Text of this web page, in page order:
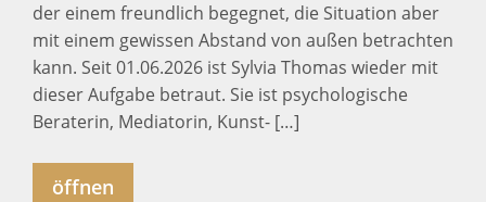
der einem freundlich begegnet, die Situation aber
mit einem gewissen Abstand von außen betrachten
kann. Seit 01.06.2026 ist Sylvia Thomas wieder mit
dieser Aufgabe betraut. Sie ist psychologische
Beraterin, Mediatorin, Kunst- […]
öffnen